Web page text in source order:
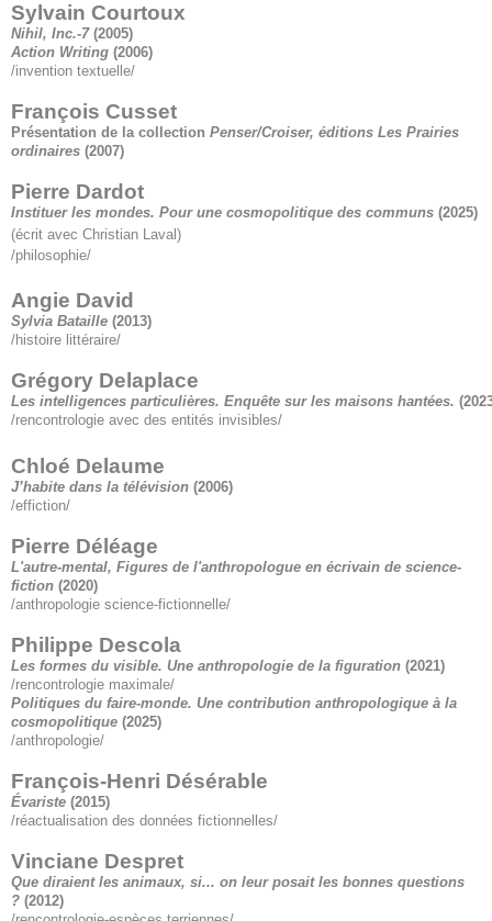
Sylvain Courtoux
Nihil, Inc.-7 (2005)
Action Writing (2006)
/invention textuelle/
François Cusset
Présentation de la collection Penser/Croiser, éditions Les Prairies
ordinaires (2007)
Pierre Dardot
Instituer les mondes. Pour une cosmopolitique des communs (2025)
(écrit avec Christian Laval)
/philosophie/
Angie David
Sylvia Bataille (2013)
/histoire littéraire/
Grégory Delaplace
Les intelligences particulières. Enquête sur les maisons hantées.
/rencontrologie avec des entités invisibles/
Chloé Delaume
J’habite dans la télévision (2006)
/effiction/
Pierre Déléage
L'autre-mental, Figures de l'anthropologue en écrivain de science-
fiction (2020)
/anthropologie science-fictionnelle/
Philippe Descola
Les formes du visible. Une anthropologie de la figuration (2021)
/rencontrologie maximale/
Politiques du faire-monde. Une contribution anthropologique à la
cosmopolitique (2025)
/anthropologie/
François-Henri Désérable
Évariste (2015)
/réactualisation des données fictionnelles/
Vinciane Despret
Que diraient les animaux, si... on leur posait les bonnes questions
? (2012)